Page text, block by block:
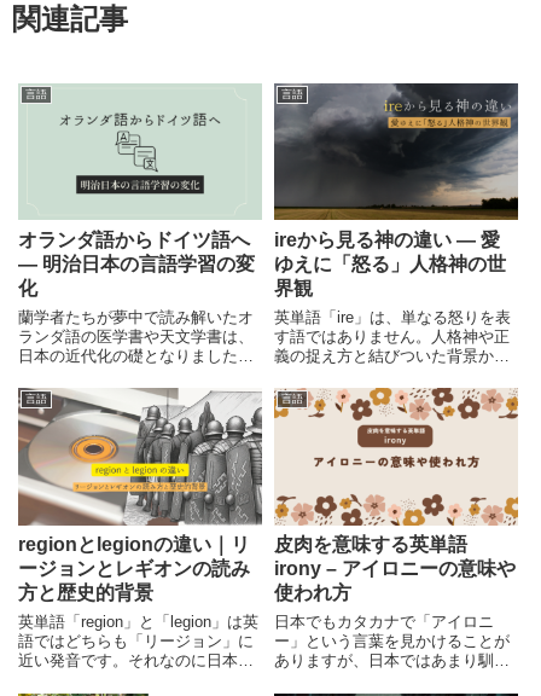
関連記事
言語
オランダ語からドイツ語へ
― 明治日本の言語学習の変
化
蘭学者たちが夢中で読み解いたオ
ランダ語の医学書や天文学書は、
日本の近代化の礎となりました。
学びの舞台はドイツ語に一変しま
す。この急転換の理由はどこにあ
ったのでしょうか。
言語
ireから見る神の違い ― 愛
ゆえに「怒る」人格神の世
界観
英単語「ire」は、単なる怒りを表
す語ではありません。人格神や正
義の捉え方と結びついた背景か
いを読み解きます。
言語
regionとlegionの違い｜リ
ージョンとレギオンの読み
方と歴史的背景
英単語「region」と「legion」は英
語ではどちらも「リージョン」に
近い発音です。それなのに日本で
言語
皮肉を意味する英単語
irony – アイロニーの意味や
使われ方
日本でもカタカナで「アイロニ
ー」という言葉を見かけることが
ありますが、日本ではあまり馴染